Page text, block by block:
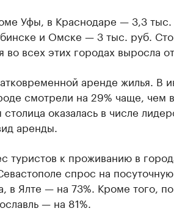
Уфы, в Краснодаре — 3,3 тыс.
и Омске — 3 тыс. руб.
всех этих городах выросла
аренде жилья. В
смотрели на 29% чаще, чем
оказалась в числе
аренды.
туристов к проживанию в
спрос на
в Ялте — на 73%. Кроме того,
— на 81%.